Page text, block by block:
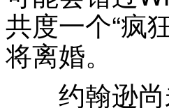
共度一个“疯
将离婚。
约翰逊尚